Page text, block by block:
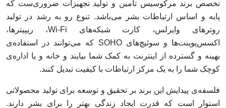
تخصص برند مرکوسیس تامین و تولید تجهیزات ضروری‌ست که
پایه و اساس ارتباطات بشر می‌باشد. تنوع رو به رشد در تولید
روترهای وایرلس، کارت‌ شبکه‌های Wi-Fi، ریپیترها،
اکسس‌پوینت‌ها و سوئیچ‌های SOHO که می‌توانند در استفاده‌ی
بهینه و گسترده از اینترنت به کمک شما بیایند و خانه و یا اداره‌ی
کوچک شما را به یک مرکز ارتباطات با کیفیت تبدیل کنند.
فلسفه‌ی پیدایش این برند بر تحقیق و توسعه برای تولید محصولاتی
استوار است که قدرت ایجاد زندگی بهتر را برای بشر دارند.